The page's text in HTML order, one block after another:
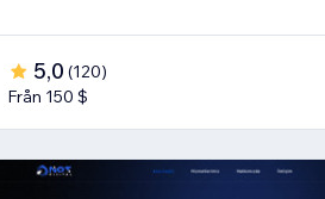
5,0 (120)
Från 150 $